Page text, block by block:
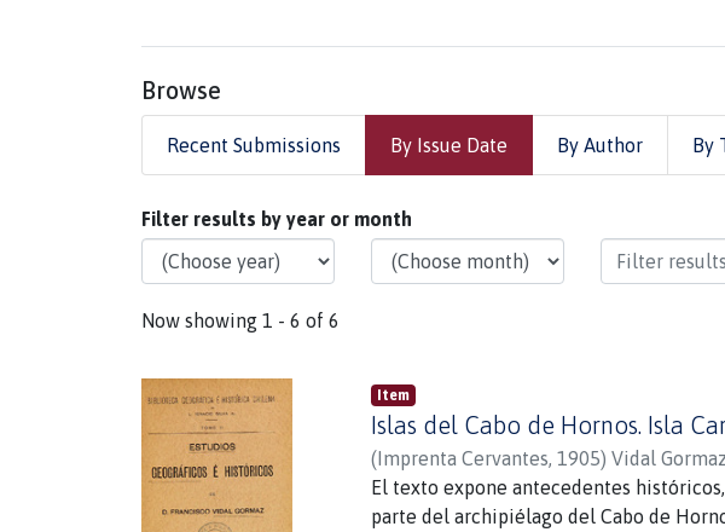
Browse
Recent Submissions By Issue Date By Author By
Browsing Libros y capítulos de libros by Issue Date
Filter results by year or month
Now showing 1 - 6 of 6
Item
Islas del Cabo de Hornos. Isla
(Imprenta Cervantes, 1905) Vidal
El texto expone antecedentes
parte del archipiélago del Cabo de